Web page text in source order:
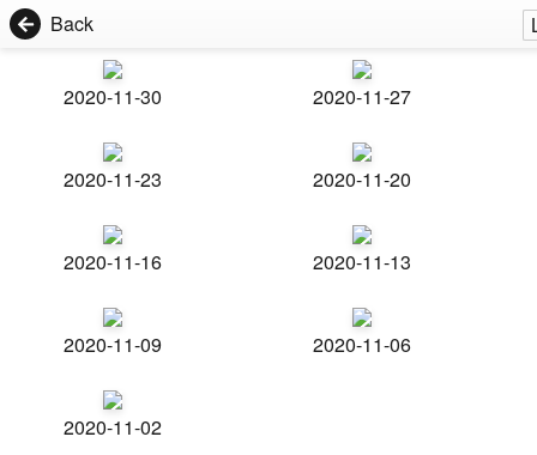
Back
2020-11-30 2020-11-27
2020-11-23 2020-11-20
2020-11-16 2020-11-13
2020-11-09 2020-11-06
2020-11-02